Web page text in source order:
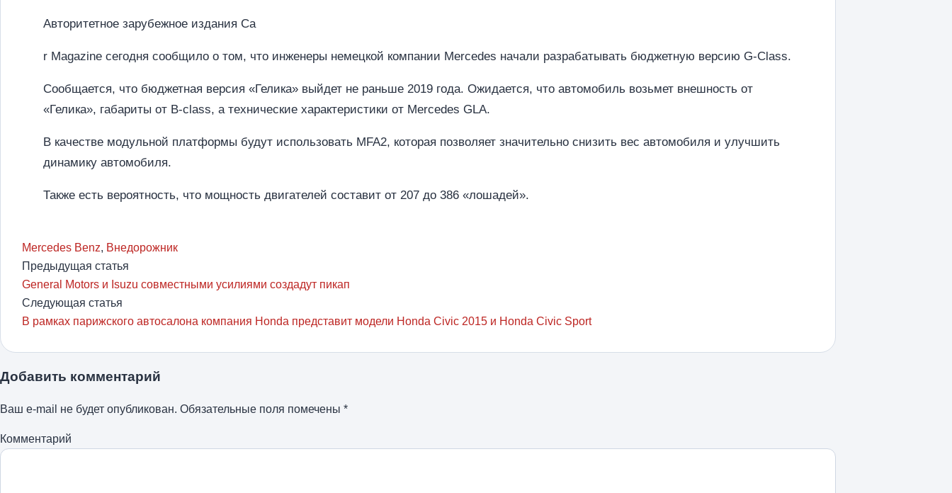
Авторитетное зарубежное издания Ca
r Magazine сегодня сообщило о том, что инженеры немецкой компании Mercedes начали разрабатывать бюджетную версию G-Class.
Сообщается, что бюджетная версия «Гелика» выйдет не раньше 2019 года. Ожидается, что автомобиль возьмет внешность от
«Гелика», габариты от B-class, а технические характеристики от Mercedes GLA.
В качестве модульной платформы будут использовать MFA2, которая позволяет значительно снизить вес автомобиля и улучшить
динамику автомобиля.
Также есть вероятность, что мощность двигателей составит от 207 до 386 «лошадей».
Mercedes Benz, Внедорожник
Предыдущая статья
General Motors и Isuzu совместными усилиями создадут пикап
Следующая статья
В рамках парижского автосалона компания Honda представит модели Honda Civic 2015 и Honda Civic Sport
Добавить комментарий
Ваш e-mail не будет опубликован. Обязательные поля помечены *
Комментарий